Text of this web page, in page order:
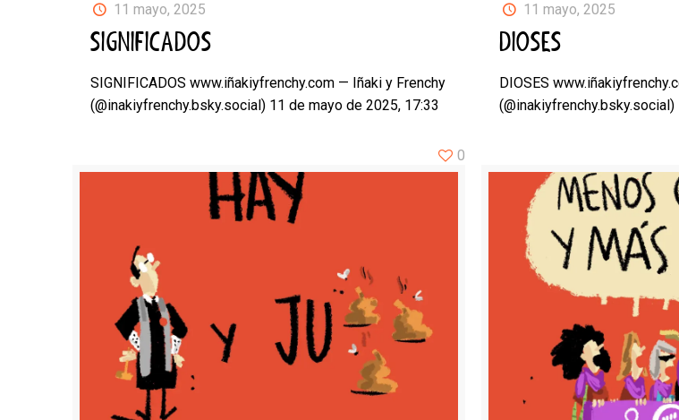
11 mayo, 2025
SIGNIFICADOS
SIGNIFICADOS www.iñakiyfrenchy.com — Iñaki y Frenchy
(@inakiyfrenchy.bsky.social) 11 de mayo de 2025, 17:33
11 mayo, 2025
DIOSES
DIOSES
0